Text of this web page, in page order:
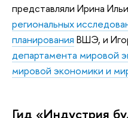
представляли Ирина
региональных
планирования ВШЭ, и
департамента мировой
мировой экономики и
Гид «Индустрия